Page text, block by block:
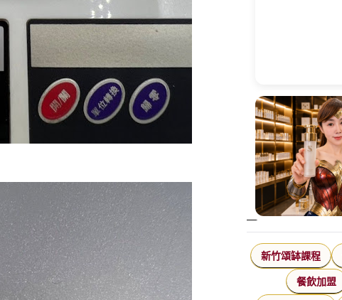
新竹頌缽課程
餐飲加盟